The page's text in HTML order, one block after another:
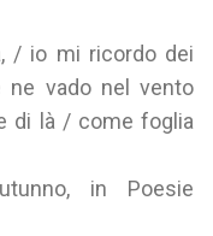
/ io mi ricordo dei
vado nel vento
di là / come foglia
in Poesie